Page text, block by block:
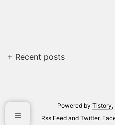
+ Recent posts
Powered by Tistory,
Rss Feed and Twitter,